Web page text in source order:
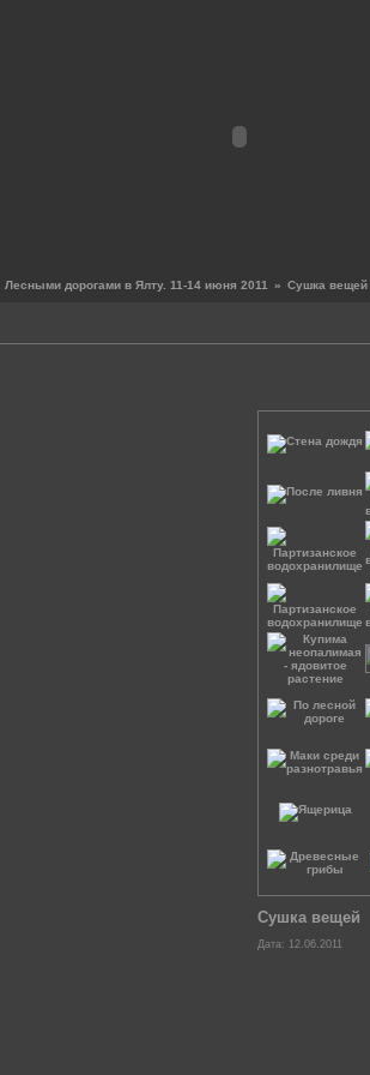
дорогами в Ялту. 11-14 июня 2011 » Сушка вещей
Сушка вещей
Дата: 12.06.2011